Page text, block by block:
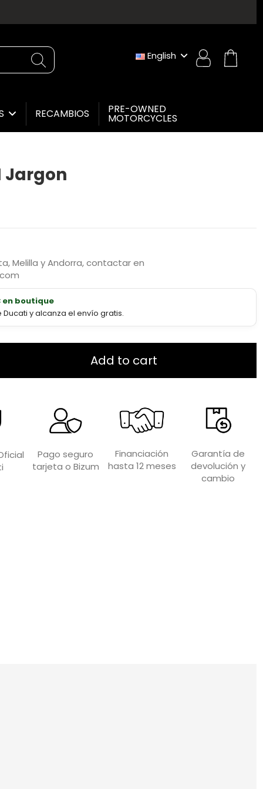
English
RECAMBIOS PRE-OWNED
MOTORCYCLES
Jargon
Melilla y Andorra, contactar en
en boutique
y alcanza el envío gratis.
Add to cart
Pago seguro
tarjeta o Bizum
Financiación
hasta 12 meses
Garantía de
devolución y
cambio